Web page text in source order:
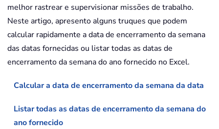
melhor rastrear e supervisionar missões de trabalho.
Neste artigo, apresento alguns truques que podem
calcular rapidamente a data de encerramento da semana
das datas fornecidas ou listar todas as datas de
encerramento da semana do ano fornecido no Excel.
Calcular a data de encerramento da semana da data
Listar todas as datas de encerramento da semana do
ano fornecido